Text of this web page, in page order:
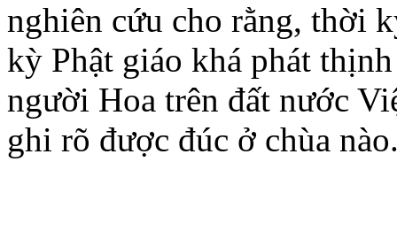
nghiên cứu cho rằng, thời
kỳ Phật giáo khá phát
người Hoa trên đất nước
ghi rõ được đúc ở chùa